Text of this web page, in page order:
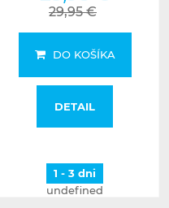
29,95 €
DO KOŠÍKA
DETAIL
1 - 3 dni
undefined